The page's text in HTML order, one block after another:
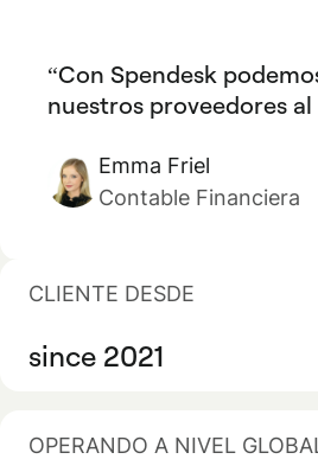
Con Spendesk
nuestros proveedores
Emma Friel
Contable Financiera
CLIENTE DESDE
since 2021
OPERANDO A NIVEL